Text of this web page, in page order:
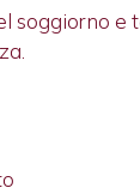
soggiorno e